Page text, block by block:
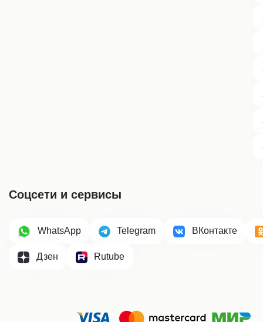
Соцсети и сервисы
WhatsApp Telegram ВКонтакте
Дзен Rutube